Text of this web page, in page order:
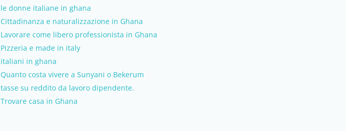
le donne italiane in ghana
Cittadinanza e naturalizzazione in Ghana
Lavorare come libero professionista in Ghana
Pizzeria e made in italy
italiani in ghana
Quanto costa vivere a Sunyani o Bekerum
tasse su reddito da lavoro dipendente.
Trovare casa in Ghana